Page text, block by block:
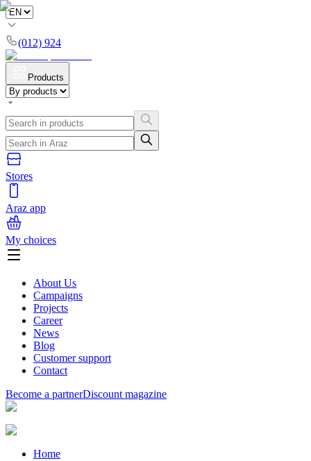
(012) 924
Products
Stores
Araz app
My choices
About Us
Campaigns
Projects
Career
News
Blog
Customer support
Contact
Become a partnerDiscount magazine
Home